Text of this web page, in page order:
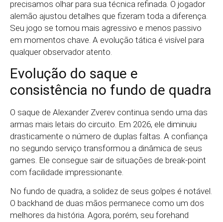
precisamos olhar para sua técnica refinada. O jogador
alemão ajustou detalhes que fizeram toda a diferença.
Seu jogo se tornou mais agressivo e menos passivo
em momentos chave. A evolução tática é visível para
qualquer observador atento.
Evolução do saque e
consistência no fundo de quadra
O saque de Alexander Zverev continua sendo uma das
armas mais letais do circuito. Em 2026, ele diminuiu
drasticamente o número de duplas faltas. A confiança
no segundo serviço transformou a dinâmica de seus
games. Ele consegue sair de situações de break-point
com facilidade impressionante.
No fundo de quadra, a solidez de seus golpes é notável.
O backhand de duas mãos permanece como um dos
melhores da história. Agora, porém, seu forehand